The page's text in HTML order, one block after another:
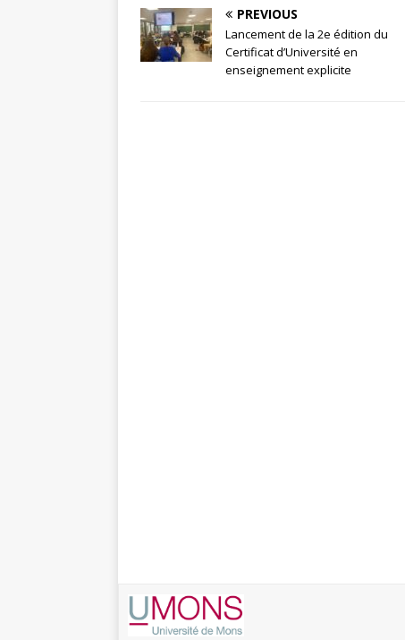
PREVIOUS
Lancement de la 2e édition du
Certificat d’Université en
enseignement explicite